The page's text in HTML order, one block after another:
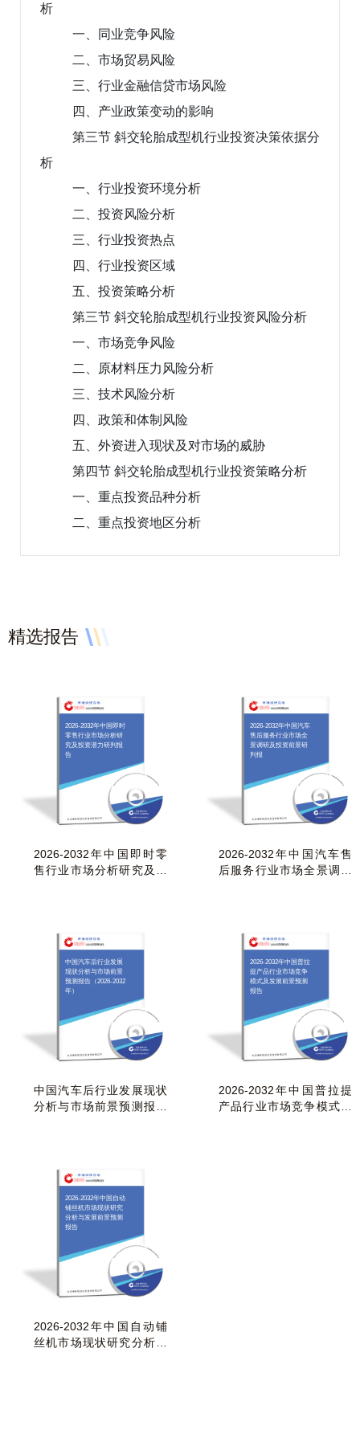
析
一、同业竞争风险
二、市场贸易风险
三、行业金融信贷市场风险
四、产业政策变动的影响
第三节 斜交轮胎成型机行业投资决策依据分
析
一、行业投资环境分析
二、投资风险分析
三、行业投资热点
四、行业投资区域
五、投资策略分析
第三节 斜交轮胎成型机行业投资风险分析
一、市场竞争风险
二、原材料压力风险分析
三、技术风险分析
四、政策和体制风险
五、外资进入现状及对市场的威胁
第四节 斜交轮胎成型机行业投资策略分析
一、重点投资品种分析
二、重点投资地区分析
精选报告
2026-2032年中国即时
零售行业市场分析研
究及投资潜力研判报
告
2026-2032年中国即时零
售行业市场分析研究及投
2026-2032年中国汽车
售后服务行业市场全
景调研及投资前景研
判报
2026-2032年中国汽车售
后服务行业市场全景调研
中国汽车后行业发展
现状分析与市场前景
预测报告（2026-2032
年）
中国汽车后行业发展现状
分析与市场前景预测报告
2026-2032年中国普拉
提产品行业市场竞争
模式及发展前景预测
报告
2026-2032年中国普拉提
产品行业市场竞争模式及
2026-2032年中国自动
铺丝机市场现状研究
分析与发展前景预测
报告
2026-2032年中国自动铺
丝机市场现状研究分析与